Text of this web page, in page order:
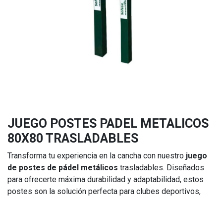
JUEGO POSTES PADEL METALICOS
80X80 TRASLADABLES
Transforma tu experiencia en la cancha con nuestro juego
de postes de pádel metálicos trasladables. Diseñados
para ofrecerte máxima durabilidad y adaptabilidad, estos
postes son la solución perfecta para clubes deportivos,